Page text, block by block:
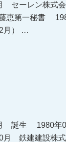
セーレン株式
恵第一秘書
月） …
誕生 1980年
鉄建建設株